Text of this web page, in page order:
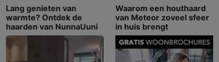
Lang genieten van
warmte? Ontdek de
haarden van NunnaUuni
Waarom een houthaard
van Meteor zoveel sfeer
in huis brengt